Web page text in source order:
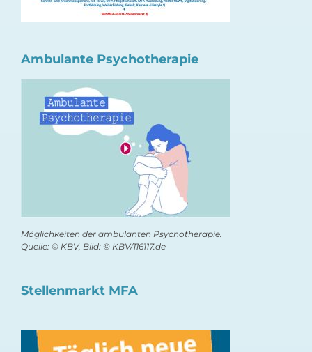
Ambulante Psychotherapie
Möglichkeiten der ambulanten Psychotherapie.
Quelle: © KBV, Bild: © KBV/116117.de
Stellenmarkt MFA